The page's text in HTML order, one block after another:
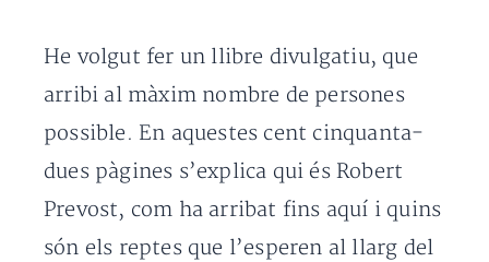
He volgut fer un llibre divulgatiu, que
arribi al màxim nombre de persones
possible. En aquestes cent cinquanta-
dues pàgines s’explica qui és Robert
Prevost, com ha arribat fins aquí i quins
són els reptes que l’esperen al llarg del